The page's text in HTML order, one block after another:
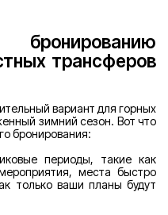
трансферов
вариант для горных
зимний сезон. Вот что
бронирования:
периоды, такие как
места быстро
только ваши планы будут